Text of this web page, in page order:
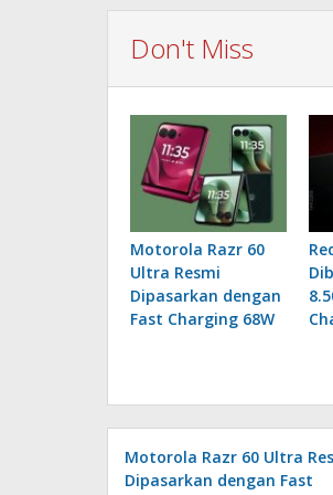
Don't Miss
Motorola Razr 60
Ultra Resmi
Dipasarkan dengan
Fast Charging 68W
Motorola Razr 60 Ultra
Dipasarkan dengan Fast